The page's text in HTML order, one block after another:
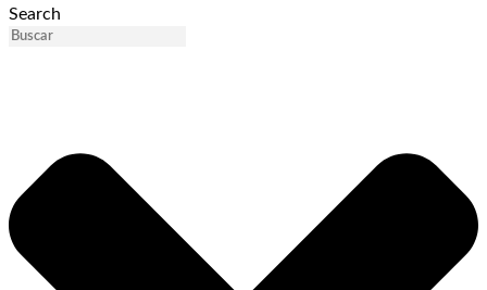
Search